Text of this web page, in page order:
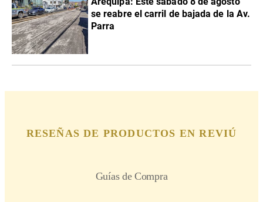
se reabre el carril de bajada de la Av.
Parra